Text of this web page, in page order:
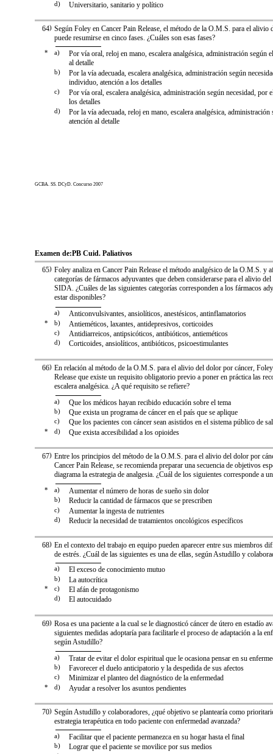
d) Universitario, sanitario y político
)
64 Según Foley en Cancer Pain Release, el método de la O.M.S. para el alivio
puede resumirse en cinco fases. ¿Cuáles son esas fases?
* a)
Por vía oral, reloj en mano, escalera analgésica, administración según
al detalle
b)
Por la vía adecuada, escalera analgésica, administración según
individuo, atención a los detalles
c)
Por vía oral, escalera analgésica, administración según necesidad, por
los detalles
d)
Por la vía adecuada, reloj en mano, escalera analgésica, administración
atención al detalle
GCBA. SS. DCyD. Concurso 2007
Examen de:PB Cuid. Paliativos
)
65 Foley analiza en Cancer Pain Release el método analgésico de la O.M.S. y
categorías de fármacos adyuvantes que deben considerarse para el alivio
SIDA. ¿Cuáles de las siguientes categorías corresponden a los fármacos
estar disponibles?
a) Anticonvulsivantes, ansiolíticos, anestésicos, antinflamatorios
* b) Antieméticos, laxantes, antidepresivos, corticoides
c) Antidiarreicos, antipsicóticos, antibióticos, antieméticos
d) Corticoides, ansiolíticos, antibióticos, psicoestimulantes
)
66 En relación al método de la O.M.S. para el alivio del dolor por cáncer,
Release que existe un requisito obligatorio previo a poner en práctica las
escalera analgésica. ¿A qué requisito se refiere?
a) Que los médicos hayan recibido educación sobre el tema
b) Que exista un programa de cáncer en el país que se aplique
c) Que los pacientes con cáncer sean asistidos en el sistema público de
* d) Que exista accesibilidad a los opioides
)
67 Entre los principios del método de la O.M.S. para el alivio del dolor por
Cancer Pain Release, se recomienda preparar una secuencia de objetivos
diagrama la estrategia de analgesia. ¿Cuál de los siguientes corresponde a
* a) Aumentar el número de horas de sueño sin dolor
b) Reducir la cantidad de fármacos que se prescriben
c) Aumentar la ingesta de nutrientes
d) Reducir la necesidad de tratamientos oncológicos específicos
)
68 En el contexto del trabajo en equipo pueden aparecer entre sus miembros
de estrés. ¿Cuál de las siguientes es una de ellas, según Astudillo y
a) El exceso de conocimiento mutuo
b) La autocrítica
* c) El afán de protagonismo
d) El autocuidado
)
69 Rosa es una paciente a la cual se le diagnosticó cáncer de útero en estadío
siguientes medidas adoptaría para facilitarle el proceso de adaptación a la
según Astudillo?
a) Tratar de evitar el dolor espiritual que le ocasiona pensar en su
b) Favorecer el duelo anticipatorio y la despedida de sus afectos
c) Minimizar el planteo del diagnóstico de la enfermedad
* d) Ayudar a resolver los asuntos pendientes
)
70 Según Astudillo y colaboradores, ¿qué objetivo se plantearía como
estrategia terapéutica en todo paciente con enfermedad avanzada?
a) Facilitar que el paciente permanezca en su hogar hasta el final
b) Lograr que el paciente se movilice por sus medios